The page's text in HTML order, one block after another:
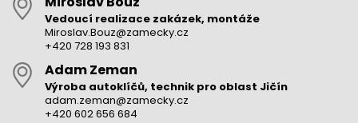
Vedoucí realizace zakázek, montáže
Miroslav.Bouz@zamecky.cz
+420 728 193 831
Adam Zeman
Výroba autoklíčů, technik pro oblast Jičín
adam.zeman@zamecky.cz
+420 602 656 684